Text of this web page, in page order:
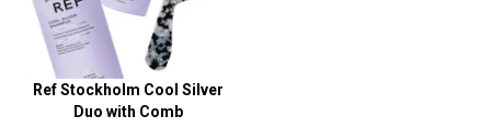
Ref Stockholm Cool Silver
Duo with Comb